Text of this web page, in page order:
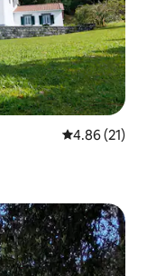
レビュー21
4.86 (21)